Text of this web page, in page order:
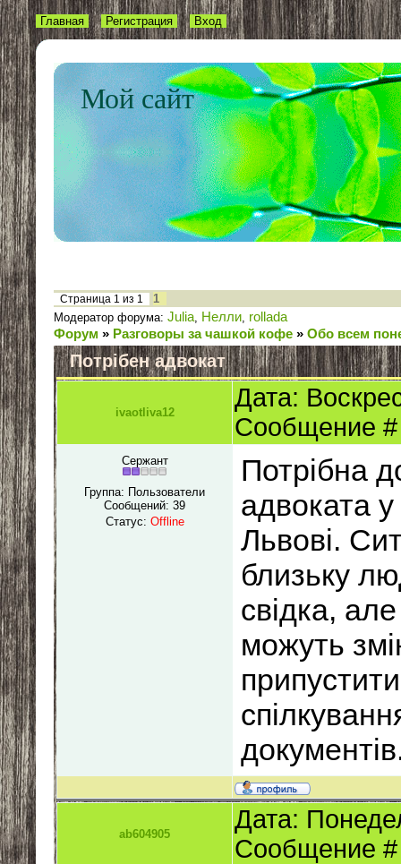
Мой сайт
Главная Регистрация Вход
Страница 1 из 1
1
Модератор форума: Julia, Нелли, rollada
Форум » Разговоры за чашкой кофе » Обо всем
Потрібен адвокат
ivaotliva12
Дата:
Сообщение
Сержант
Группа: Пользователи
Сообщений: 39
Статус: Offline
Потрібна
адвоката
Львові.
близьку
свідка,
можуть
ab604905
Дата:
Сообщение